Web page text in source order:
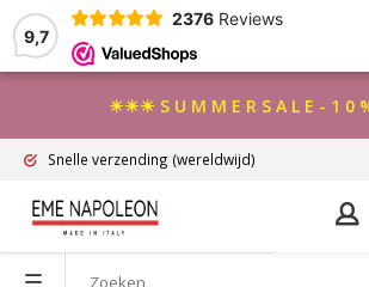
9,7
2376 Reviews
☀☀☀ S U M M E R S A L E - 1
Snelle verzending (wereldwijd)